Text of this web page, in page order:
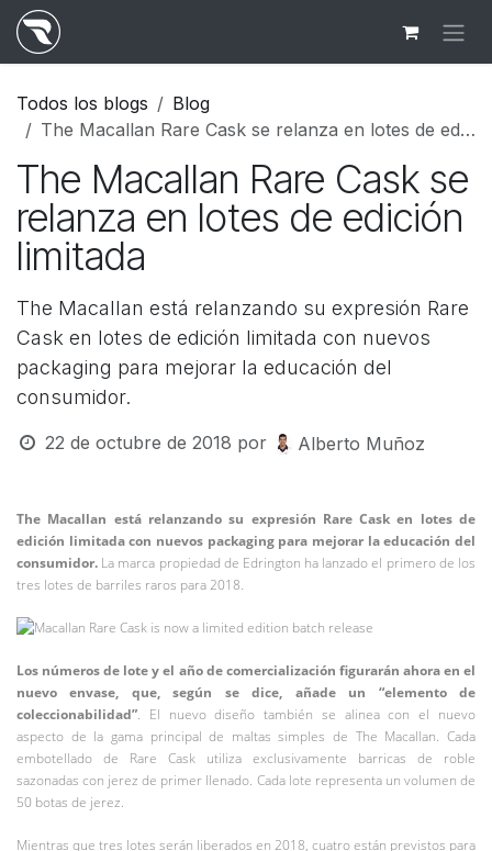
Ir al contenido
Todos los blogs
Blog
The Macallan Rare Cask se relanza en lotes de edición limitada
The Macallan Rare Cask se
relanza en lotes de edición
limitada
The Macallan está relanzando su expresión Rare
Cask en lotes de edición limitada con nuevos
packaging para mejorar la educación del
consumidor.
22 de octubre de 2018 por Alberto Muñoz
The Macallan está relanzando su expresión Rare Cask en lotes de
edición limitada con nuevos packaging para mejorar la educación del
consumidor. La marca propiedad de Edrington ha lanzado el primero de los
tres lotes de barriles raros para 2018.
Los números de lote y el año de comercialización figurarán ahora en el
nuevo envase, que, según se dice, añade un “elemento de
coleccionabilidad”. El nuevo diseño también se alinea con el nuevo
aspecto de la gama principal de maltas simples de The Macallan. Cada
embotellado de Rare Cask utiliza exclusivamente barricas de roble
sazonadas con jerez de primer llenado. Cada lote representa un volumen de
50 botas de jerez.
Mientras que tres lotes serán liberados en 2018, cuatro están previstos para